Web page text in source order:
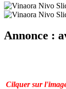
Annonce :
Cilquer sur